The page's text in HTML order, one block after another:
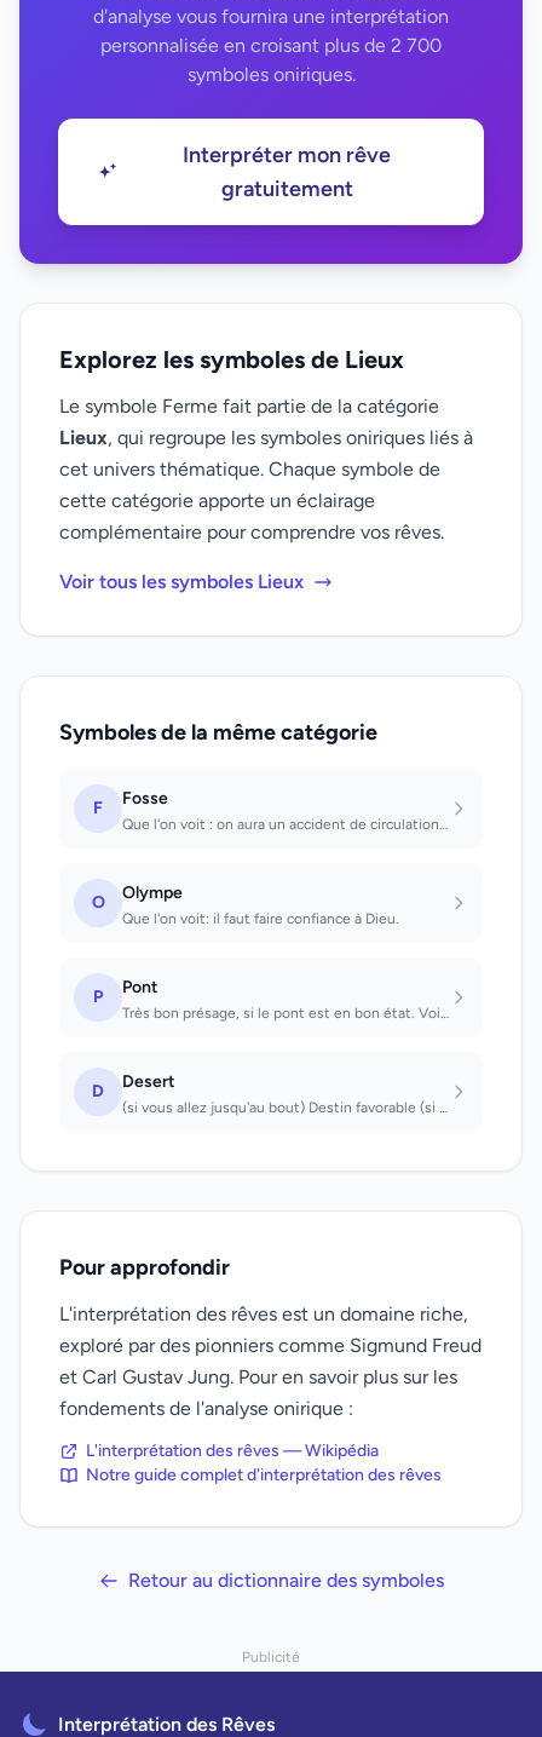
d'analyse vous fournira une interprétation
personnalisée en croisant plus de 2 700
symboles oniriques.
Interpréter mon rêve
gratuitement
Explorez les symboles de Lieux
Le symbole Ferme fait partie de la catégorie
Lieux, qui regroupe les symboles oniriques liés à
cet univers thématique. Chaque symbole de
cette catégorie apporte un éclairage
complémentaire pour comprendre vos rêves.
Voir tous les symboles Lieux
Symboles de la même catégorie
F Fosse
Que l'on voit : on aura un accident de circulation. Que l'on creuse : on subira...
O Olympe
Que l'on voit: il faut faire confiance à Dieu.
P Pont
Très bon présage, si le pont est en bon état. Voir un pont : on réussira à trouv...
D Desert
(si vous allez jusqu'au bout) Destin favorable (si vous vous perdez) Travail pén...
Pour approfondir
L'interprétation des rêves est un domaine riche,
exploré par des pionniers comme Sigmund Freud
et Carl Gustav Jung. Pour en savoir plus sur les
fondements de l'analyse onirique :
L'interprétation des rêves — Wikipédia
Notre guide complet d'interprétation des rêves
Retour au dictionnaire des symboles
Publicité
Interprétation des Rêves